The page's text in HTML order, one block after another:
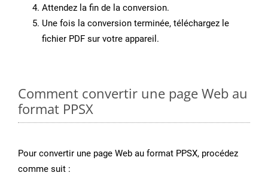
Attendez la fin de la conversion.
Une fois la conversion terminée, téléchargez le
fichier PDF sur votre appareil.
Comment convertir une page Web au
format PPSX
Pour convertir une page Web au format PPSX, procédez
comme suit :